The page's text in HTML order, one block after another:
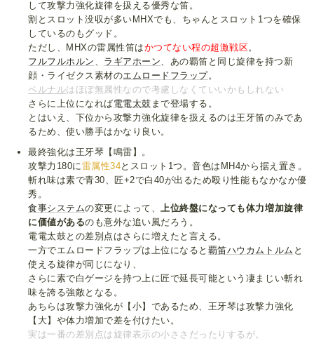
して攻撃力強化旋律を扱える優秀な笛。
割とスロット没収が多いMHXでも、ちゃんとスロット1つを確保
しているのもグッド。
ただし、MHXの雷属性笛はかつてない程の超激戦区。
フルフルホルン 、 ラギアホーン、あの覇笛と同じ旋律を持つ新
顔・ライゼクス素材のエムロードフラップ。
ベルナルはほぼ無属性なので考慮しなくていいかもしれない
さらに上位になれば電電太鼓 まで登場する。
とはいえ、下位から攻撃力強化旋律を扱えるのは王牙笛のみであ
るため、使い勝手はかなり良い。
最終強化は王牙琴【鳴雷】。
攻撃力180に雷属性34とスロット1つ。音色はMH4から据え置き。
斬れ味は素で青30、匠+2で白40が出るため殴り性能もなかなか優
秀。
食事システムの変更によって、上位終盤になっても体力増加旋律
に価値があるのも意外な追い風だろう。
電電太鼓との差別点はさらに増えたと言える。
一方でエムロードフラップは上位になると 覇笛ハウカムトルム と
使える旋律が同じになり、
さらに素で白ゲージを持つ上に匠で延長可能という凄まじい斬れ
味を誇る強敵となる。
あちらは攻撃力強化が【小】であるため、王牙琴は攻撃力強化
【大】や体力増加で差を付けたい。
実は一番の差別点は旋律表示の小ささだったりするが。